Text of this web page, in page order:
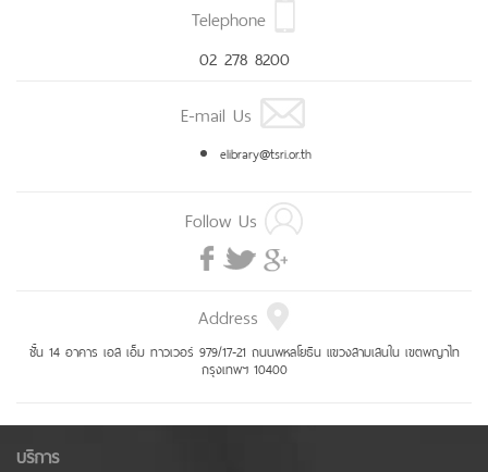
Telephone
02 278 8200
E-mail Us
elibrary@tsri.or.th
Follow Us
Address
ชั้น 14 อาคาร เอส เอ็ม ทาวเวอร์ 979/17-21 ถนนพหลโยธิน แขวงสามเสนใน เขตพญาไท
กรุงเทพฯ 10400
บริการ